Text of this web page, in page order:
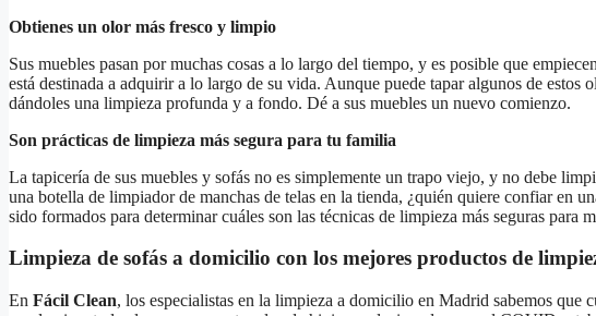
Obtienes un olor más fresco y limpio
Sus muebles pasan por muchas cosas a lo largo del tiempo, y es posible que
está destinada a adquirir a lo largo de su vida. Aunque puede tapar algunos de estos
dándoles una limpieza profunda y a fondo. Dé a sus muebles un nuevo comienzo.
Son prácticas de limpieza más segura para tu familia
La tapicería de sus muebles y sofás no es simplemente un trapo viejo, y no debe
una botella de limpiador de manchas de telas en la tienda, ¿quién quiere confiar en
sido formados para determinar cuáles son las técnicas de limpieza más seguras
Limpieza de sofás a domicilio con los mejores productos de
En Fácil Clean, los especialistas en la limpieza a domicilio en Madrid sabemos que